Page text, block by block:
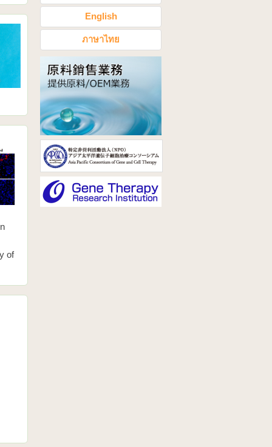
of
English
ภาษาไทย